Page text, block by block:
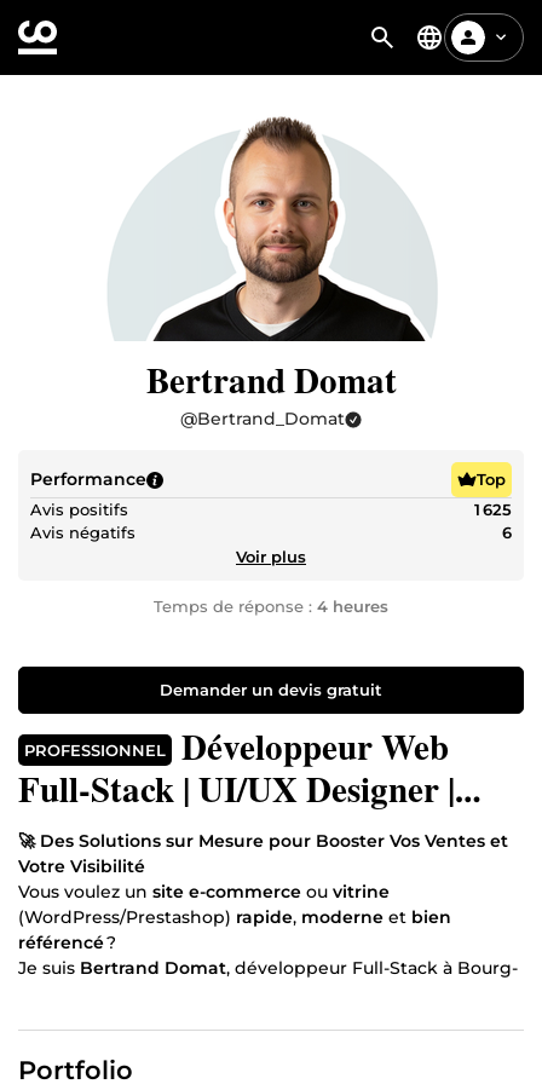
Bertrand Domat
@Bertrand_Domat
Performance
Top
Avis positifs
1 625
Avis négatifs
6
Voir plus
Temps de réponse : 4 heures
Demander un devis gratuit
PROFESSIONNEL
Développeur Web
Full-Stack | UI/UX Designer |
PrestaShop Expert
🚀 Des Solutions sur Mesure pour Booster Vos Ventes et
Votre Visibilité
Vous voulez un site e-commerce ou vitrine
(WordPress/Prestashop) rapide, moderne et bien
référencé?
Je suis Bertrand Domat, développeur Full-Stack à Bourg-
Portfolio